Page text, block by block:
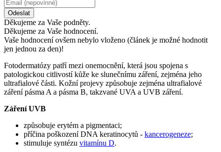
Odeslat
Děkujeme za Vaše podněty.
Děkujeme za Vaše hodnocení.
Vaše hodnocení ovšem nebylo vloženo (článek je možné hodnotit
jen jednou za den)!
Fotodermatózy patří mezi onemocnění, která jsou spojena s
patologickou citlivostí kůže ke slunečnímu záření, zejména jeho
ultrafialové části. Kožní projevy způsobuje zejména ultrafialové
záření pásma A a pásma B, takzvané UVA a UVB záření.
Záření UVB
způsobuje erytém a pigmentaci;
příčina poškození DNA keratinocytů - kancerogeneze;
stimuluje syntézu vitamínu D.